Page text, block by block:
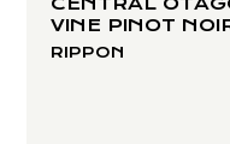
VINE PINOT
RIPPON